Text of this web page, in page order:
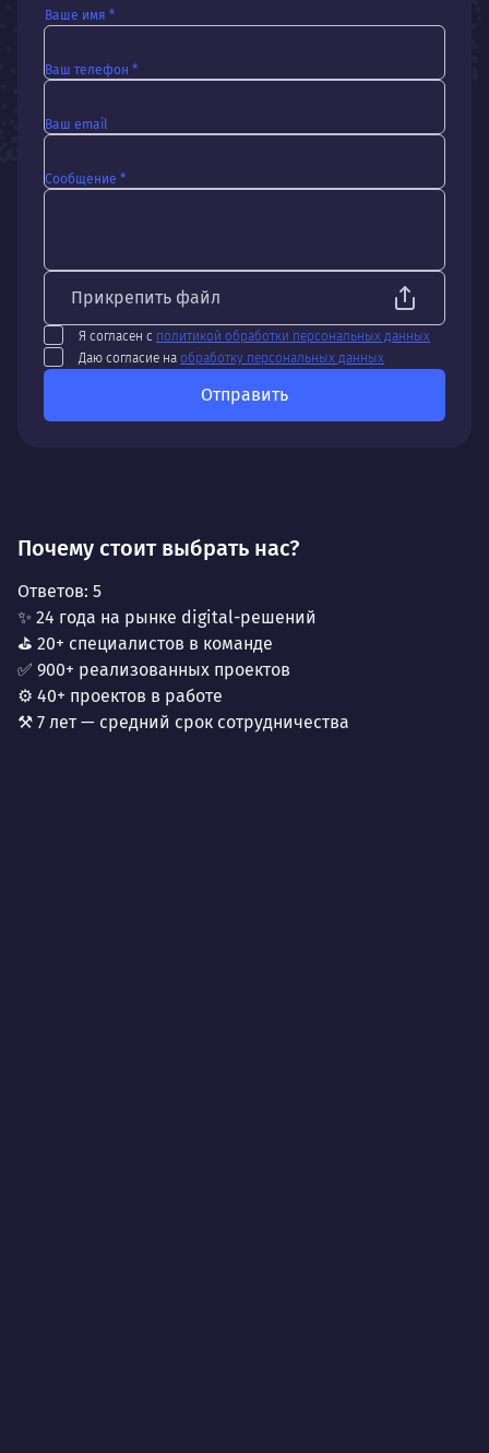
Ваше имя *
Ваш телефон *
Ваш email
Сообщение *
Прикрепить файл
Я согласен с политикой обработки персональных данных
Даю согласие на обработку персональных данных
Отправить
Почему стоит выбрать нас?
Ответов: 5
✨ 24 года на рынке digital-решений
⛳ 20+ специалистов в команде
✅ 900+ реализованных проектов
⚙️ 40+ проектов в работе
⚒️ 7 лет — средний срок сотрудничества